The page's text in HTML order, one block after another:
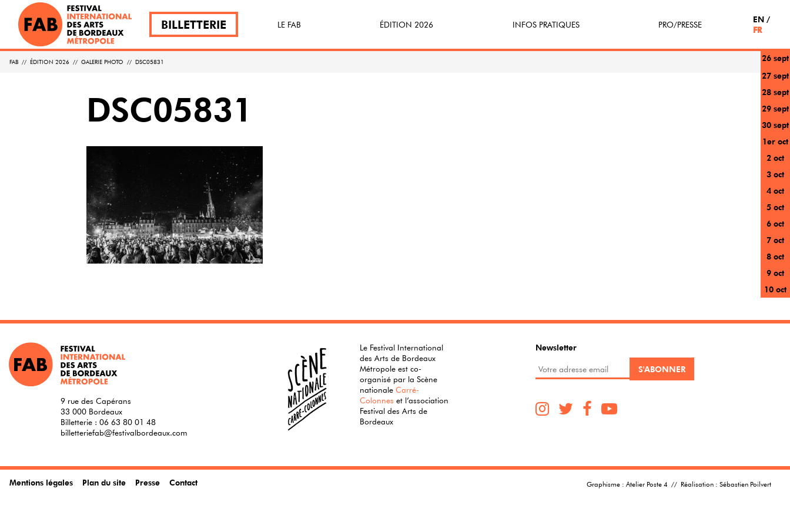
BILLETTERIE LE FAB ÉDITION 2026 INFOS PRATIQUES PRO/PRESSE
EN
FR
FAB // ÉDITION 2026 // GALERIE PHOTO // DSC05831
26 sept
27 sept
28 sept
29 sept
30 sept
1er oct
2 oct
3 oct
4 oct
5 oct
6 oct
7 oct
8 oct
9 oct
10 oct
DSC05831
9 rue des Capérans
33 000 Bordeaux
Billetterie : 06 63 80 01 48
billetteriefab@festivalbordeaux.com
Le Festival International
des Arts de Bordeaux
Métropole est co-
organisé par la Scène
nationaleCarré-
Colonnes et l’association
Festival des Arts de
Bordeaux
Newsletter
Mentions légales Plan du site Presse Contact Graphisme : Atelier Poste 4 // Réalisation : Sébastien Poilvert